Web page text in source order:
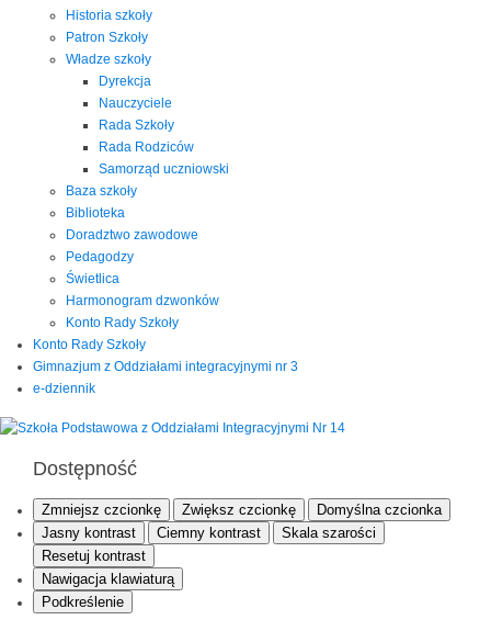
Historia szkoły
Patron Szkoły
Władze szkoły
Dyrekcja
Nauczyciele
Rada Szkoły
Rada Rodziców
Samorząd uczniowski
Baza szkoły
Biblioteka
Doradztwo zawodowe
Pedagodzy
Świetlica
Harmonogram dzwonków
Konto Rady Szkoły
Konto Rady Szkoły
Gimnazjum z Oddziałami integracyjnymi nr 3
e-dziennik
Dostępność
Zmniejsz czcionkę Zwiększ czcionkę
Domyślna czcionka
Jasny kontrast
Ciemny kontrast
Skala szarości
Resetuj kontrast
Nawigacja klawiaturą
Podkreślenie